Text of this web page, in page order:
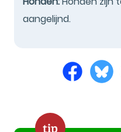
aangelijnd.
tip